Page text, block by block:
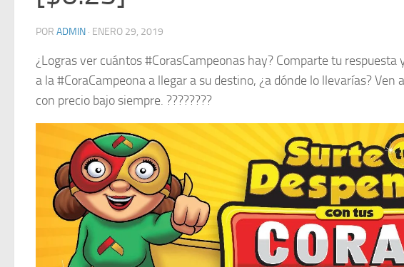
POR ADMIN · ENERO 29, 2019
¿Logras ver cuántos #CorasCampeonas hay? Comparte tu
a la #CoraCampeona a llegar a su destino, ¿a dónde lo llevarías?
con precio bajo siempre. ????????